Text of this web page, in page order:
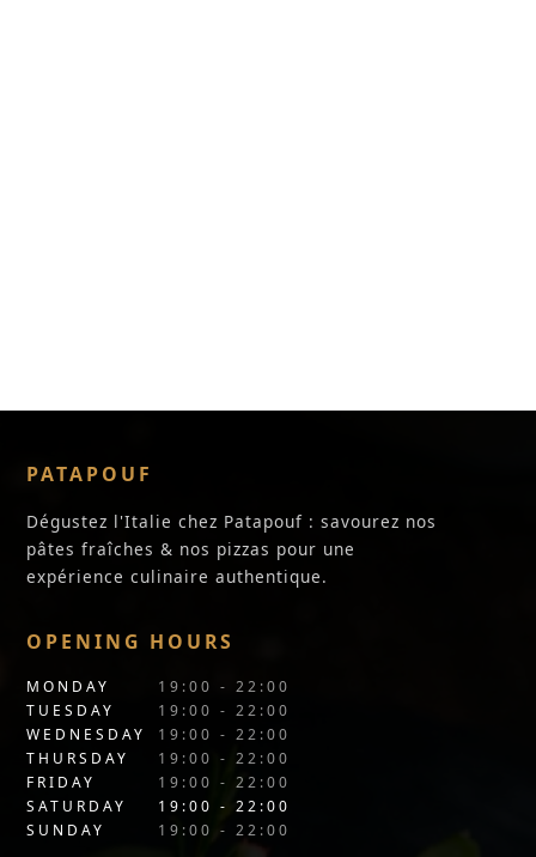
PATAPOUF
Dégustez l'Italie chez Patapouf : savourez nos
pâtes fraîches & nos pizzas pour une
expérience culinaire authentique.
OPENING HOURS
MONDAY
19:00 - 22:00
TUESDAY
19:00 - 22:00
WEDNESDAY
19:00 - 22:00
THURSDAY
19:00 - 22:00
FRIDAY
19:00 - 22:00
SATURDAY
19:00 - 22:00
SUNDAY
19:00 - 22:00